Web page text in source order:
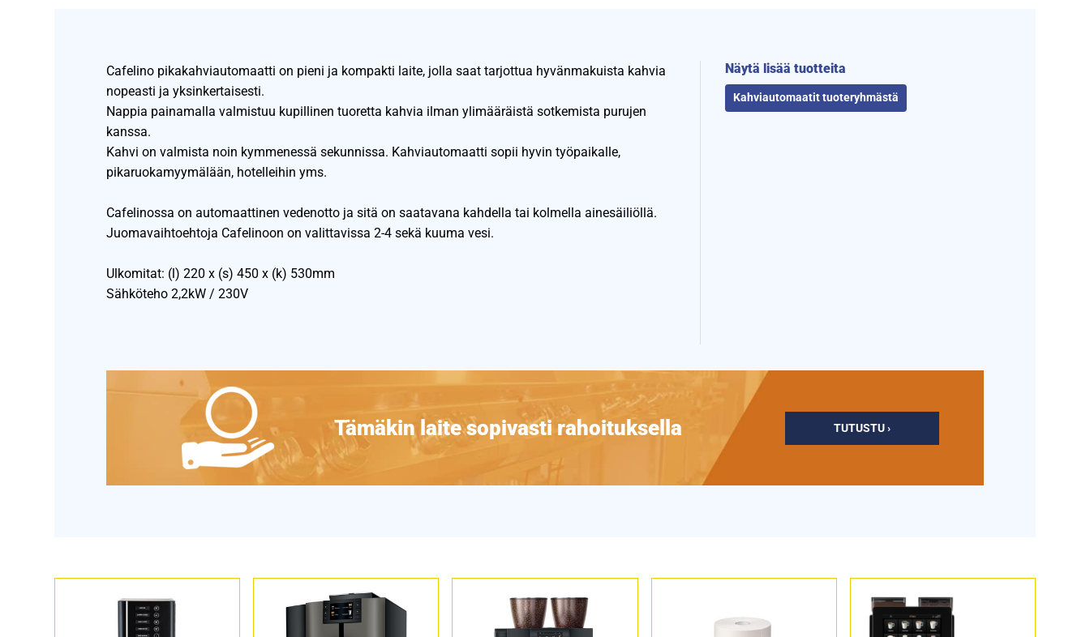
Cafelino pikakahviautomaatti on pieni ja kompakti laite, jolla saat tarjottua hyvänmakuista kahvia
nopeasti ja yksinkertaisesti.
Nappia painamalla valmistuu kupillinen tuoretta kahvia ilman ylimääräistä sotkemista purujen
kanssa.
Kahvi on valmista noin kymmenessä sekunnissa. Kahviautomaatti sopii hyvin työpaikalle,
pikaruokamyymälään, hotelleihin yms.
Cafelinossa on automaattinen vedenotto ja sitä on saatavana kahdella tai kolmella ainesäiliöllä.
Juomavaihtoehtoja Cafelinoon on valittavissa 2-4 sekä kuuma vesi.
Ulkomitat: (l) 220 x (s) 450 x (k) 530mm
Sähköteho 2,2kW / 230V
Näytä lisää tuotteita
Kahviautomaatit tuoteryhmästä
Tämäkin laite sopivasti rahoituksella TUTUSTU ›